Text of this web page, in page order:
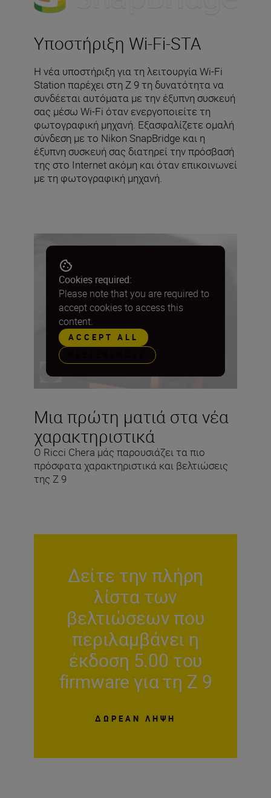
Υποστήριξη Wi-Fi-STA
Η νέα υποστήριξη για τη λειτουργία Wi-Fi
Station παρέχει στη Z 9 τη δυνατότητα να
συνδέεται αυτόματα με την έξυπνη συσκευή
σας μέσω Wi-Fi όταν ενεργοποιείτε τη
φωτογραφική μηχανή. Εξασφαλίζετε ομαλή
σύνδεση με το Nikon SnapBridge και η
έξυπνη συσκευή σας διατηρεί την πρόσβασή
της στο Internet ακόμη και όταν επικοινωνεί
με τη φωτογραφική μηχανή.
Μια πρώτη ματιά στα νέα
χαρακτηριστικά
Ο Ricci Chera μάς παρουσιάζει τα πιο
πρόσφατα χαρακτηριστικά και βελτιώσεις
της Z 9
Cookies required:
Please note that you are required to
accept cookies to access this
content.
ACCEPT ALL
Δείτε την πλήρη
λίστα των
βελτιώσεων που
περιλαμβάνει η
έκδοση 5.00 του
firmware για τη Z 9
ΔΩΡΕΑΝ ΛΗΨΗ